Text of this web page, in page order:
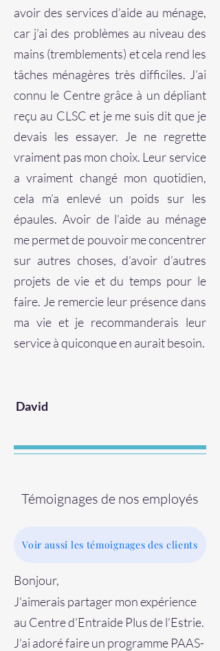
avoir des services d’aide au ménage,
car j’ai des problèmes au niveau des
mains (tremblements) et cela rend les
tâches ménagères très difficiles. J’ai
connu le Centre grâce à un dépliant
reçu au CLSC et je me suis dit que je
devais les essayer. Je ne regrette
vraiment pas mon choix. Leur service
a vraiment changé mon quotidien,
cela m’a enlevé un poids sur les
épaules. Avoir de l’aide au ménage
me permet de pouvoir me concentrer
sur autres choses, d’avoir d’autres
projets de vie et du temps pour le
faire. Je remercie leur présence dans
ma vie et je recommanderais leur
service à quiconque en aurait besoin.
David
Témoignages de nos employés
Voir aussi les témoignages des clients
Bonjour,
J’aimerais partager mon expérience
au Centre d’Entraide Plus de l’Estrie.
J’ai adoré faire un programme PAAS-